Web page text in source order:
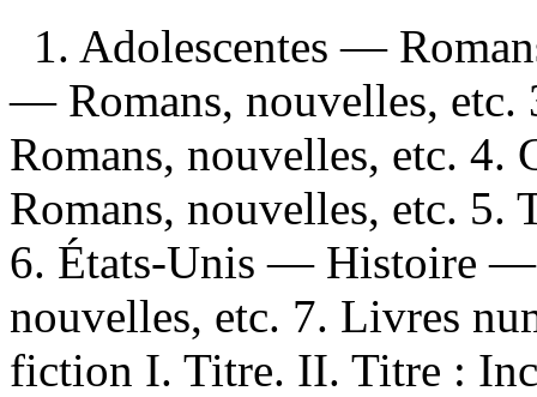
1. Adolescentes —
— Romans, nouvelles, etc.
Romans, nouvelles, etc.
Romans, nouvelles, etc. 5.
6. États-Unis — Histoire
nouvelles, etc. 7. Livres
fiction I. Titre. II. Titre :